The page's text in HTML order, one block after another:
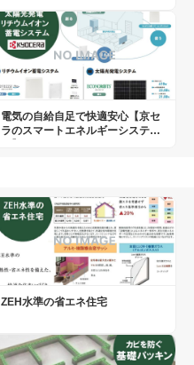
電気の自給自足で快適安心【京セ
ラのスマートエネルギーシステ
ZEH水準の省エネ住宅